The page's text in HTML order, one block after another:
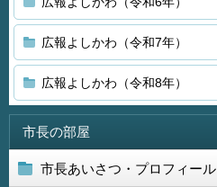
広報よしかわ（令和7年）
広報よしかわ（令和8年）
市長の部屋
市長あいさつ・プロフィール